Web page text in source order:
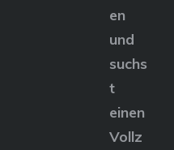
en
und
suchs
t
einen
Vollz